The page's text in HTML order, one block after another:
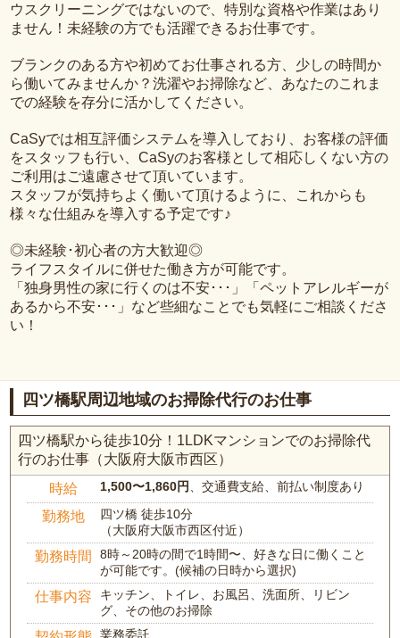
ウスクリーニングではないので、特別な資格や作業はあり
ません！未経験の方でも活躍できるお仕事です。
ブランクのある方や初めてお仕事される方、少しの時間か
ら働いてみませんか？洗濯やお掃除など、あなたのこれま
での経験を存分に活かしてください。
CaSyでは相互評価システムを導入しており、お客様の評価
をスタッフも行い、CaSyのお客様として相応しくない方の
ご利用はご遠慮させて頂いています。
スタッフが気持ちよく働いて頂けるように、これからも
様々な仕組みを導入する予定です♪
◎未経験･初心者の方大歓迎◎
ライフスタイルに併せた働き方が可能です。
「独身男性の家に行くのは不安･･･」「ペットアレルギーが
あるから不安･･･」など些細なことでも気軽にご相談くださ
い！
四ツ橋駅周辺地域のお掃除代行のお仕事
四ツ橋駅から徒歩10分！1LDKマンションでのお掃除代
行のお仕事（大阪府大阪市西区）
時給 1,500〜1,860円、交通費支給、前払い制度あり
勤務地
四ツ橋 徒歩10分
（大阪府大阪市西区付近）
勤務時間
8時～20時の間で1時間〜、好きな日に働くこと
が可能です。(候補の日時から選択)
仕事内容
キッチン、トイレ、お風呂、洗面所、リビン
グ、その他のお掃除
業務委託